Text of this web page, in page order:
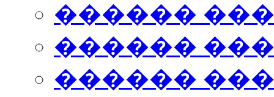
������
������
������